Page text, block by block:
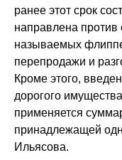
ранее этот срок
направлена против
называемых
перепродажи и
Кроме этого,
дорогого
применяется
принадлежащей
Ильясова.